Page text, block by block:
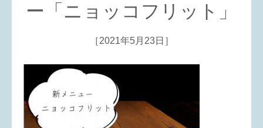
ー「ニョッコフリット」
［2021年5月23日］